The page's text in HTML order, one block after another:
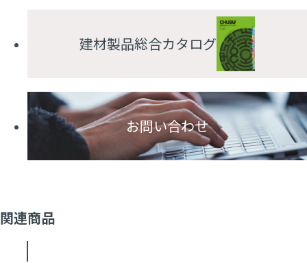
建材製品総合カタログ
お問い合わせ
関連商品